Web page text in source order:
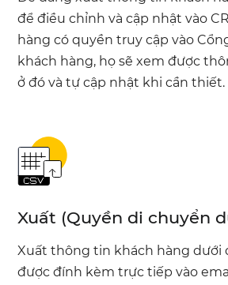
để điều chỉnh và cập nhật vào
hàng có quyền truy cập vào
khách hàng, họ sẽ xem được
ở đó và tự cập nhật khi cần thiết.
Xuất (Quyền di chuyển
Xuất thông tin khách hàng dưới
được đính kèm trực tiếp vào